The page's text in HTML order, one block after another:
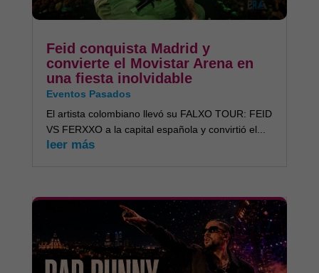
Feid conquista Madrid y
convierte el Movistar Arena en
una fiesta inolvidable
Eventos Pasados
El artista colombiano llevó su FALXO TOUR: FEID
VS FERXXO a la capital española y convirtió el...
leer más